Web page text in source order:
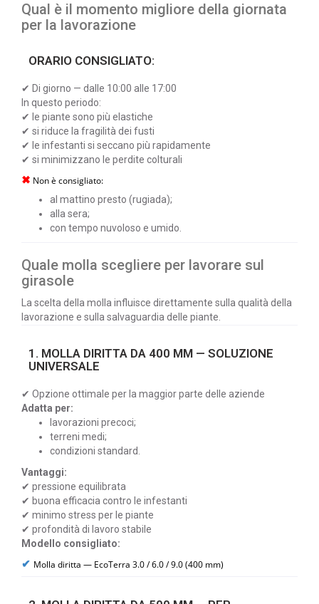
Qual è il momento migliore della giornata
per la lavorazione
ORARIO CONSIGLIATO:
✔ Di giorno — dalle 10:00 alle 17:00
In questo periodo:
✔ le piante sono più elastiche
✔ si riduce la fragilità dei fusti
✔ le infestanti si seccano più rapidamente
✔ si minimizzano le perdite colturali
✖ Non è consigliato:
al mattino presto (rugiada);
alla sera;
con tempo nuvoloso e umido.
Quale molla scegliere per lavorare sul
girasole
La scelta della molla influisce direttamente sulla qualità della
lavorazione e sulla salvaguardia delle piante.
1. MOLLA DIRITTA DA 400 MM — SOLUZIONE
UNIVERSALE
✔ Opzione ottimale per la maggior parte delle aziende
Adatta per:
lavorazioni precoci;
terreni medi;
condizioni standard.
Vantaggi:
✔ pressione equilibrata
✔ buona efficacia contro le infestanti
✔ minimo stress per le piante
✔ profondità di lavoro stabile
Modello consigliato:
✔ Molla diritta — EcoTerra 3.0 / 6.0 / 9.0 (400 mm)